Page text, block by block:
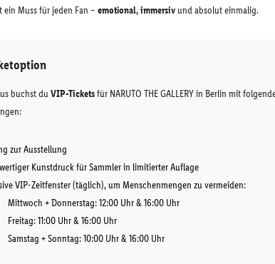
Muss für jeden Fan – emotional, immersiv und absolut einmalig.
buchst duVIP-Ticketsfür NARUTO THE GALLERY in Berlin mit
zur Ausstellung
Kunstdruck für Sammler in limitierter Auflage
VIP-Zeitfenster (täglich), um Menschenmengen zu vermeiden:
Mittwoch + Donnerstag: 12:00 Uhr & 16:00 Uhr
Freitag: 11:00 Uhr & 16:00 Uhr
Samstag + Sonntag: 10:00 Uhr & 16:00 Uhr